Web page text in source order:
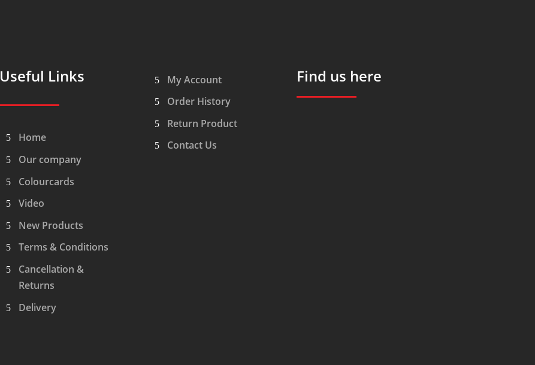
Useful Links
Home
Our company
Colourcards
Video
New Products
Terms & Conditions
Cancellation &
Returns
Delivery
My Account
Order History
Return Product
Contact Us
Find us here